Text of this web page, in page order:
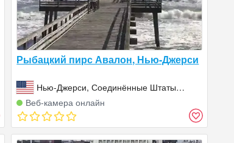
Рыбацкий пирс Авалон, Нью-Джерси
Нью-Джерси, Соединённые Штаты
Америки (США)
Веб‑камера онлайн